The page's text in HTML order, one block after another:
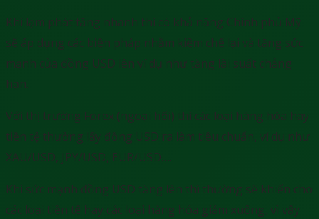
Khi lạm phát tăng nhanh thì có khả năng Chính phủ Mỹ
sẽ áp dụng các biện pháp nhằm kiềm chế lại và tăng sức
mạnh của đồng USD lên ví dụ như tăng lãi suất chẳng
hạn.
Với thị trường Forex (ngoại hối) thì các loại hàng hóa hay
tiền tệ thường lấy đồng USD ra làm tiêu chuẩn, ví dụ như
XAU/USD, JPY/USD, EUR/USD….
Khi sức mạnh đồng USD tăng lên thì thường sẽ khiến cho
các loại tiền tệ hay các loại hàng hóa giảm xuống, vì vậy